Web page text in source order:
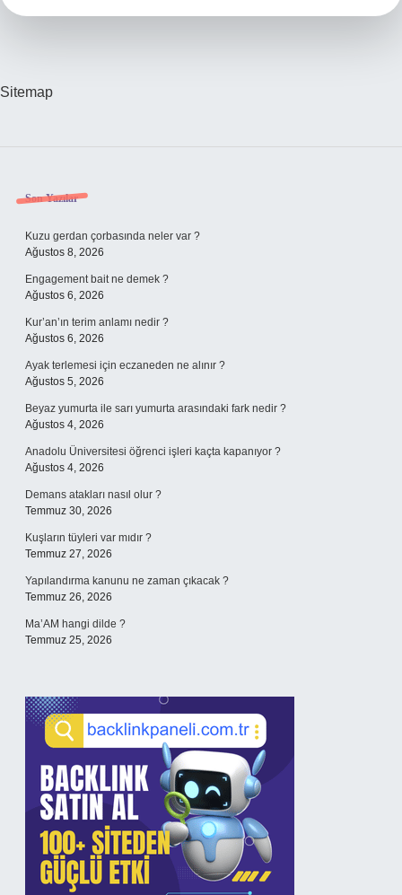
Sitemap
Sidebar
Son Yazılar
Kuzu gerdan çorbasında neler var ?
Ağustos 8, 2026
Engagement bait ne demek ?
Ağustos 6, 2026
Kur’an’ın terim anlamı nedir ?
Ağustos 6, 2026
Ayak terlemesi için eczaneden ne alınır ?
Ağustos 5, 2026
Beyaz yumurta ile sarı yumurta arasındaki fark nedir ?
Ağustos 4, 2026
Anadolu Üniversitesi öğrenci işleri kaçta kapanıyor ?
Ağustos 4, 2026
Demans atakları nasıl olur ?
Temmuz 30, 2026
Kuşların tüyleri var mıdır ?
Temmuz 27, 2026
Yapılandırma kanunu ne zaman çıkacak ?
Temmuz 26, 2026
Ma’AM hangi dilde ?
Temmuz 25, 2026